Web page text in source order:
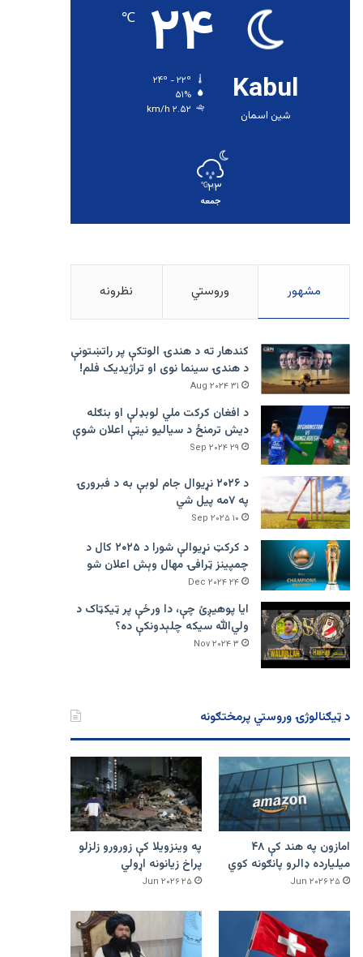
Kabul
شین اسمان
۲۴ ℃
۵۱%
۲.۵۲ km/h
۲۳℃
جمعه
مشهور وروستي نظرونه
کندهار ته د هندۍ الوتکې پر راتښتونې
د هندۍ سینما نوی او تراژيديک فلم!
۳۱ Aug ۲۰۲۴
د افغان کرکت ملي لوبډلې او بنګله
دیش ترمنځ د سیالیو نیټې اعلان شوې
۲۹ Sep ۲۰۲۴
د ۲۰۲۶ نړیوال جام لوبې به د فبرورۍ
په ۷مه پیل شي
۱۰ Sep ۲۰۲۵
د کرکټ نړیوالې شورا د ۲۰۲۵ کال د
چمپینز ټرافۍ مهال وېش اعلان شو
۲۴ Dec ۲۰۲۴
ایا پوهیږئ چې، دا ورځې پر ټيکټاک د
ولي‌الله سیکه چلېدونکې ده؟
۳ Nov ۲۰۲۴
د ټیګنالوژۍ وروستي پرمختګونه
امازون په هند کې ۴۸
میلیارده ډالرو پانګونه کوي
۲۵ Jun ۲۰۲۶
په وینزویلا کې زورورو زلزلو
پراخ زیانونه اړولي
۲۵ Jun ۲۰۲۶